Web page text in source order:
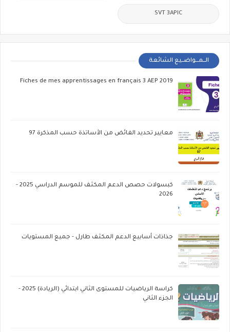
SVT 3APIC
الــمـــواضــيع الشائعة
Fiches de mes apprentissages en français 3 AEP 2019
معايير تحديد الفائض من الأساتذة حسب المذكرة 97
كبسولات حصص الدعم المكثف للموسم الدراسي 2025 -
2026
جذاذات أسابيع الدعم المكثف طارل - جميع المستويات
كراسة الرياضيات للمستوى الثاني ابتدائي (الريادة) 2025 -
الجزء الثاني